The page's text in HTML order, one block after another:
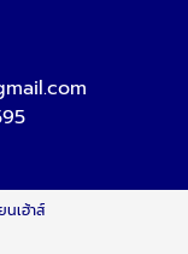
นเฮ้าส์